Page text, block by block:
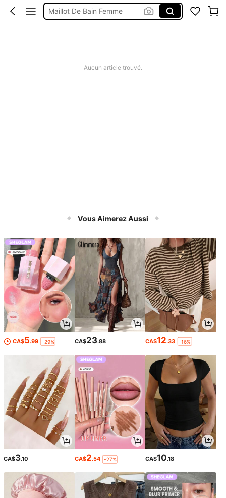
Maillot De Bain Femme
Aucun article trouvé.
Vous Aimerez Aussi
CA$5.99 -29% CA$23.88 CA$12.33 -16%
CA$3.10 CA$2.54 -27% CA$10.18